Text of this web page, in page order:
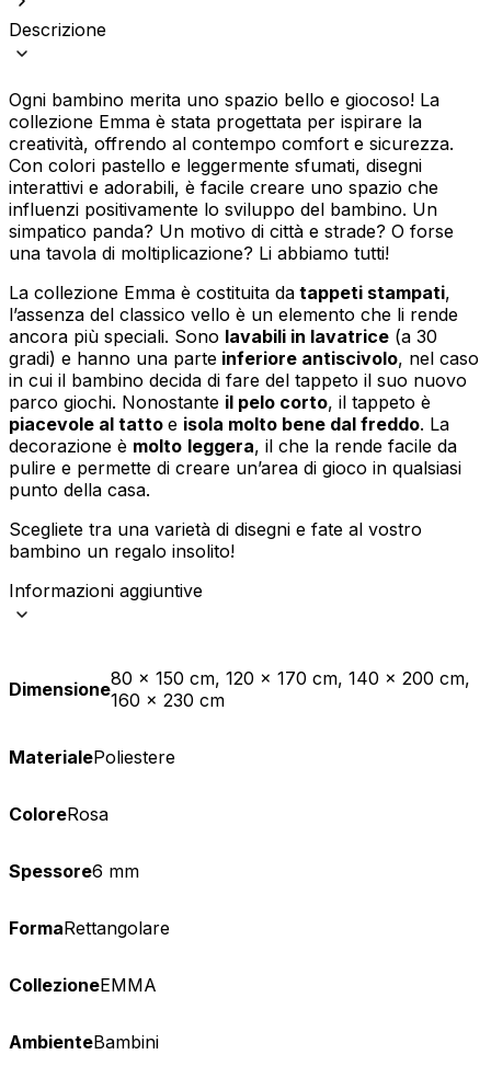
Descrizione
Ogni bambino merita uno spazio bello e giocoso! La
collezione Emma è stata progettata per ispirare la
creatività, offrendo al contempo comfort e sicurezza.
Con colori pastello e leggermente sfumati, disegni
interattivi e adorabili, è facile creare uno spazio che
influenzi positivamente lo sviluppo del bambino. Un
simpatico panda? Un motivo di città e strade? O forse
una tavola di moltiplicazione? Li abbiamo tutti!
La collezione Emma è costituita da tappeti stampati,
l’assenza del classico vello è un elemento che li rende
ancora più speciali. Sono lavabili in lavatrice (a 30
gradi) e hanno una parte inferiore antiscivolo, nel caso
in cui il bambino decida di fare del tappeto il suo nuovo
parco giochi. Nonostante il pelo corto, il tappeto è
piacevole al tatto e isola molto bene dal freddo. La
decorazione è molto leggera, il che la rende facile da
pulire e permette di creare un’area di gioco in qualsiasi
punto della casa.
Scegliete tra una varietà di disegni e fate al vostro
bambino un regalo insolito!
Informazioni aggiuntive
Dimensione80 x 150 cm, 120 x 170 cm, 140 x 200 cm,
160 x 230 cm
MaterialePoliestere
ColoreRosa
Spessore6 mm
FormaRettangolare
CollezioneEMMA
AmbienteBambini